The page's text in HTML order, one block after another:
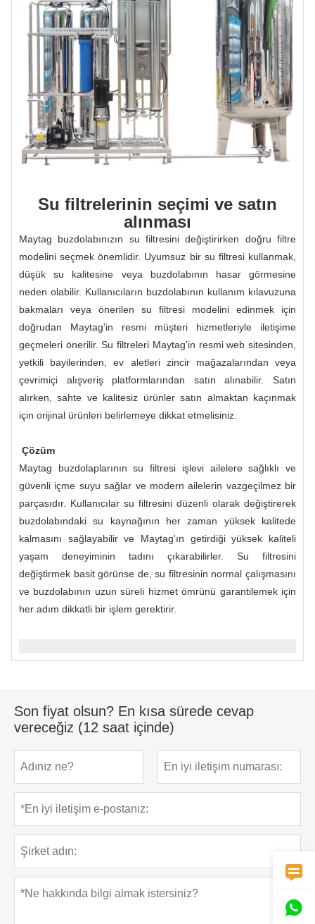
Su filtrelerinin seçimi ve satın
alınması
Maytag buzdolabınızın su filtresini değiştirirken doğru filtre
modelini seçmek önemlidir. Uyumsuz bir su filtresi kullanmak,
düşük su kalitesine veya buzdolabının hasar görmesine
neden olabilir. Kullanıcıların buzdolabının kullanım kılavuzuna
bakmaları veya önerilen su filtresi modelini edinmek için
doğrudan Maytag'in resmi müşteri hizmetleriyle iletişime
geçmeleri önerilir. Su filtreleri Maytag'in resmi web sitesinden,
yetkili bayilerinden, ev aletleri zincir mağazalarından veya
çevrimiçi alışveriş platformlarından satın alınabilir. Satın
alırken, sahte ve kalitesiz ürünler satın almaktan kaçınmak
için orijinal ürünleri belirlemeye dikkat etmelisiniz.
Çözüm
Maytag buzdolaplarının su filtresi işlevi ailelere sağlıklı ve
güvenli içme suyu sağlar ve modern ailelerin vazgeçilmez bir
parçasıdır. Kullanıcılar su filtresini düzenli olarak değiştirerek
buzdolabındaki su kaynağının her zaman yüksek kalitede
kalmasını sağlayabilir ve Maytag'ın getirdiği yüksek kaliteli
yaşam deneyiminin tadını çıkarabilirler. Su filtresini
değiştirmek basit görünse de, su filtresinin normal çalışmasını
ve buzdolabının uzun süreli hizmet ömrünü garantilemek için
her adım dikkatli bir işlem gerektirir.
Son fiyat olsun? En kısa sürede cevap
vereceğiz (12 saat içinde)

